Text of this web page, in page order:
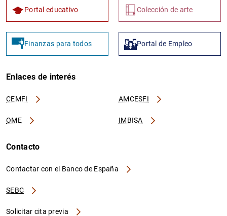
Portal educativo Colección de arte
Finanzas para todos Portal de Empleo
Enlaces de interés
CEMFI AMCESFI
OME IMBISA
Contacto
Contactar con el Banco de España
SEBC
Solicitar cita previa